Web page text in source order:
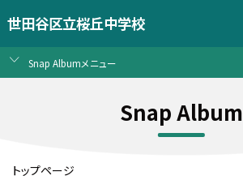
世田谷区立桜丘中学校
Snap Albumメニュー
Snap Album
トップページ